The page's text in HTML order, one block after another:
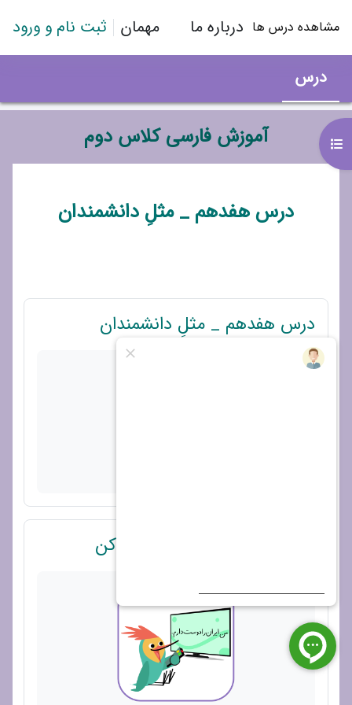
مشاهده درس ها درباره ما مهمان ثبت نام و ورود
درس
آموزش فارسی کلاس دومباز کردن فهرست درس
درس هفدهم _ مثلِ دانشمندان
درس هفدهم _ مثلِ دانشمندان
درخت‌کاری _ بخوان و حفظ کن